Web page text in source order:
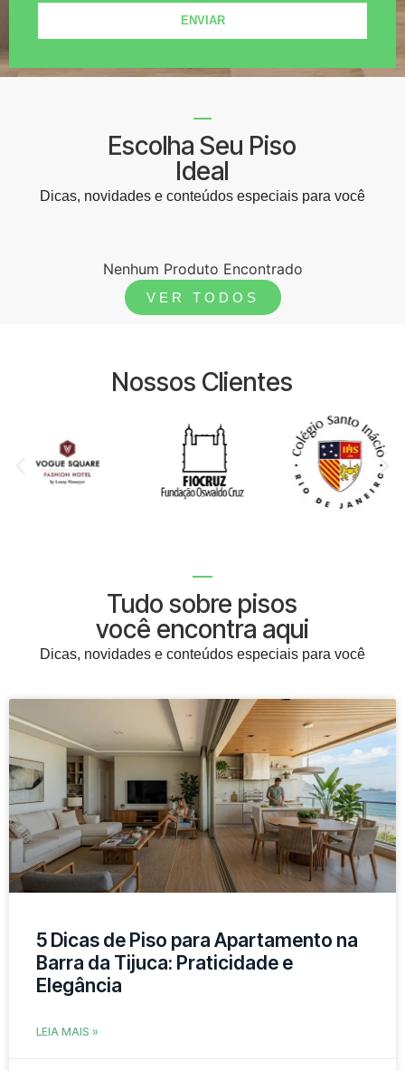
ENVIAR
Escolha Seu Piso
Ideal
Dicas, novidades e conteúdos especiais para você
Nenhum Produto Encontrado
VER TODOS
Nossos Clientes
Tudo sobre pisos
você encontra aqui
Dicas, novidades e conteúdos especiais para você
5 Dicas de Piso para Apartamento na
Barra da Tijuca: Praticidade e
Elegância
LEIA MAIS »